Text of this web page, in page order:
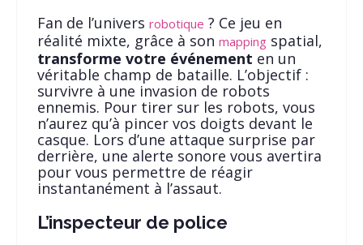
Fan de l’univers robotique ? Ce jeu en
réalité mixte, grâce à son mappingspatial,
transforme votre événement en un
véritable champ de bataille. L’objectif :
survivre à une invasion de robots
ennemis. Pour tirer sur les robots, vous
n’aurez qu’à pincer vos doigts devant le
casque. Lors d’une attaque surprise par
derrière, une alerte sonore vous avertira
pour vous permettre de réagir
instantanément à l’assaut.
L’inspecteur de police